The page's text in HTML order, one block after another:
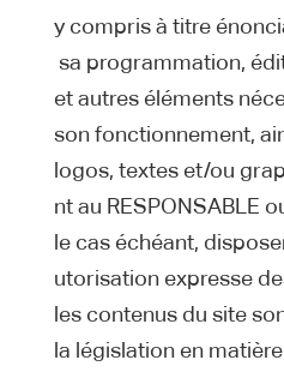
y compris à titre
sa programmation,
et autres éléments
son fonctionnement,
logos, textes et/ou
nt au RESPONSABLE
le cas échéant,
utorisation expresse
les contenus du site
la législation en matière